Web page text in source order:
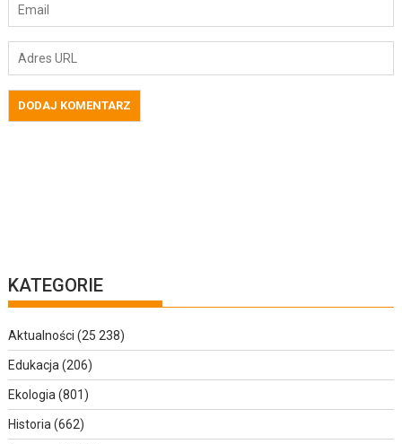
KATEGORIE
Aktualności (25 238)
Edukacja (206)
Ekologia (801)
Historia (662)